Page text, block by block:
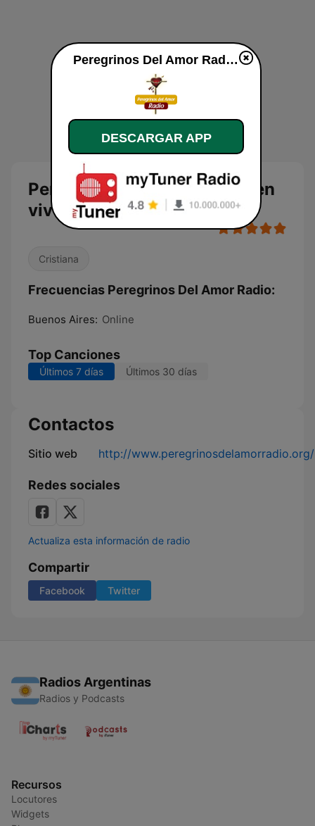
Peregrinos Del Amor Radio en
vivo
Cristiana
Frecuencias Peregrinos Del Amor Radio:
Buenos Aires: Online
Top Canciones
Últimos 7 días Últimos 30 días
Contactos
Sitio web http://www.peregrinosdelamorradio.org/
Redes sociales
Actualiza esta información de radio
Compartir
Facebook Twitter
Radios Argentinas
Radios y Podcasts
Recursos
Locutores
Widgets
Peregrinos Del Amor Radio en vivo
DESCARGAR APP